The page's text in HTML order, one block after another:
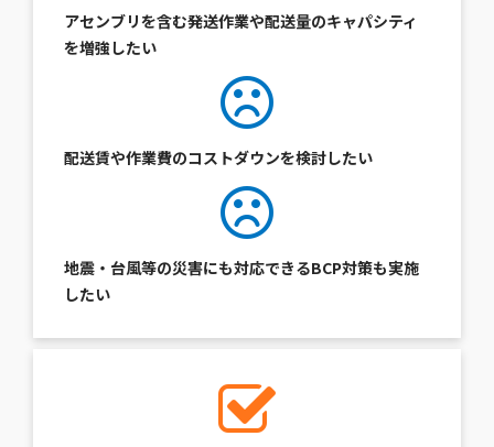
アセンブリを含む発送作業や配送量のキャパシティ
を増強したい
配送賃や作業費のコストダウンを検討したい
地震・台風等の災害にも対応できるBCP対策も実施
したい